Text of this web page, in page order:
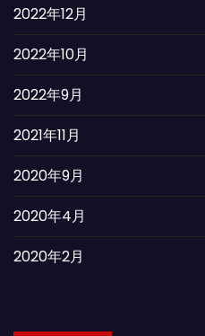
2022年12月
2022年10月
2022年9月
2021年11月
2020年9月
2020年4月
2020年2月